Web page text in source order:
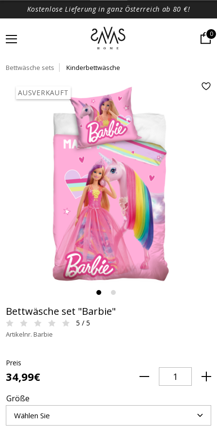
Kostenlose Lieferung in ganz Österreich ab 80 €!
0
Bettwäsche sets Kinderbettwäsche
AUSVERKAUFT
Bettwäsche set "Barbie"
5 / 5
Artikelnr. Barbie
Preis
34,99€
Größe